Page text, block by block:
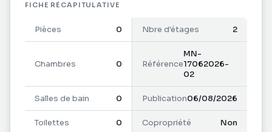
répartis sur trois niveaux indépendants, avec un
potentiel d'exploitation professionnelle,
commerciale et d'habitation
Caractéristiques
Surface utile : environ 362 m2
Localisation : Bellevue Fort-de-France 97200
Immeuble réparti sur 3 niveaux : R-1, RDC et R+1
FICHE RÉCAPITULATIVE
Pièces 0 Nbre d'étages 2
Chambres 0 Référence
MN-
17062026-
02
Salles de bain 0 Publication06/08/2026
Toilettes 0 Copropriété Non